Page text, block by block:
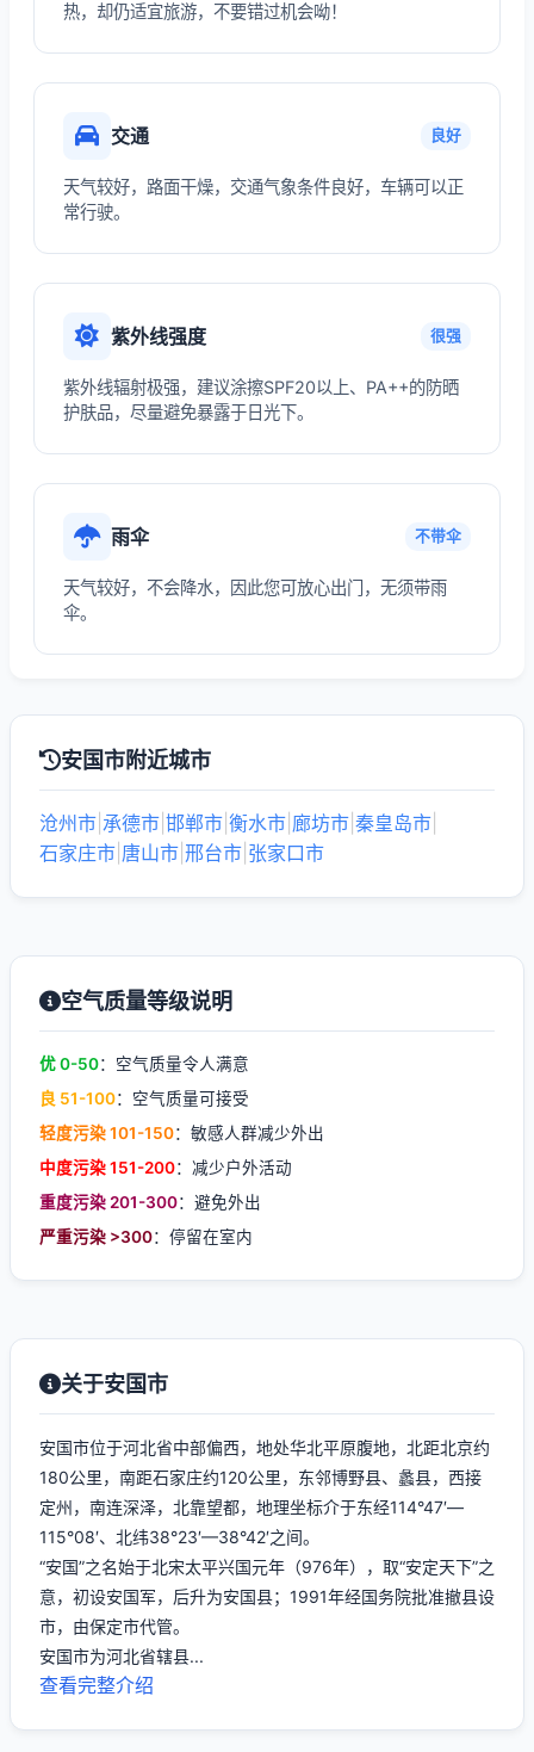
热，却仍适宜旅游，不要错过机会呦！
交通 良好
天气较好，路面干燥，交通气象条件良好，车辆可以正
常行驶。
紫外线强度 很强
紫外线辐射极强，建议涂擦SPF20以上、PA++的防晒
护肤品，尽量避免暴露于日光下。
雨伞 不带伞
天气较好，不会降水，因此您可放心出门，无须带雨
伞。
安国市附近城市
沧州市 承德市 邯郸市 衡水市 廊坊市 秦皇岛市
石家庄市 唐山市 邢台市 张家口市
空气质量等级说明
优 0-50：空气质量令人满意
良 51-100：空气质量可接受
轻度污染 101-150：敏感人群减少外出
中度污染 151-200：减少户外活动
重度污染 201-300：避免外出
严重污染 >300：停留在室内
关于安国市
安国市位于河北省中部偏西，地处华北平原腹地，北距北京约
180公里，南距石家庄约120公里，东邻博野县、蠡县，西接
定州，南连深泽，北靠望都，地理坐标介于东经114°47′—
115°08′、北纬38°23′—38°42′之间。
“安国”之名始于北宋太平兴国元年（976年），取“安定天下”之
意，初设安国军，后升为安国县；1991年经国务院批准撤县设
市，由保定市代管。
安国市为河北省辖县...
查看完整介绍